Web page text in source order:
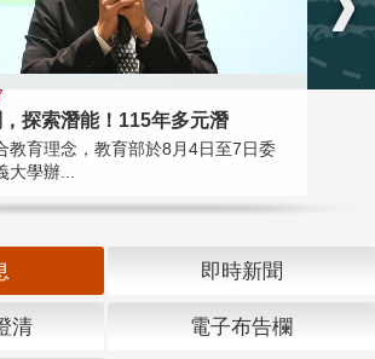
探索潛能！115年多元潛
教育理念，教育部於8月4日至7日委
大學辦...
即時新聞
清 電子布告欄